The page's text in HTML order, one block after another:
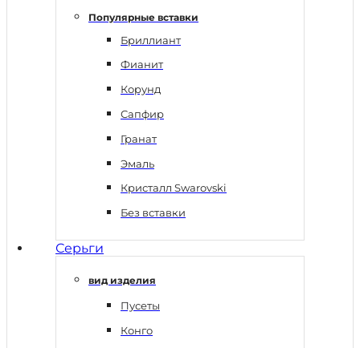
Популярные вставки
Бриллиант
Фианит
Корунд
Сапфир
Гранат
Эмаль
Кристалл Swarovski
Без вставки
Серьги
вид изделия
Пусеты
Конго